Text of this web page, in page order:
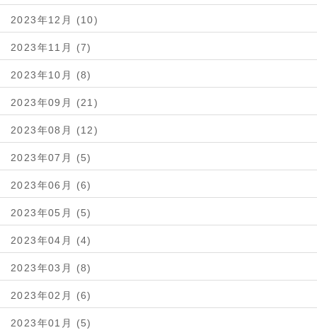
2023年12月 (10)
2023年11月 (7)
2023年10月 (8)
2023年09月 (21)
2023年08月 (12)
2023年07月 (5)
2023年06月 (6)
2023年05月 (5)
2023年04月 (4)
2023年03月 (8)
2023年02月 (6)
2023年01月 (5)